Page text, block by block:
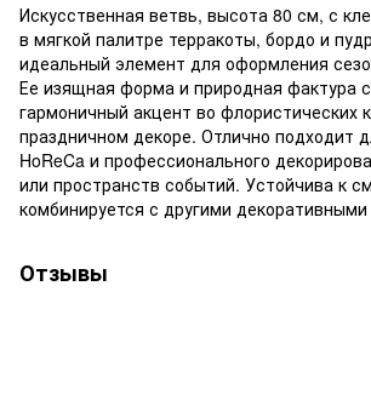
Искусственная ветвь, высота 80 см, с
в мягкой палитре терракоты, бордо и
идеальный элемент для оформления
Ее изящная форма и природная фактура
гармоничный акцент во флористических
праздничном декоре. Отлично подходит
HoReCa и профессионального
или пространств событий. Устойчива к
комбинируется с другими
Отзывы